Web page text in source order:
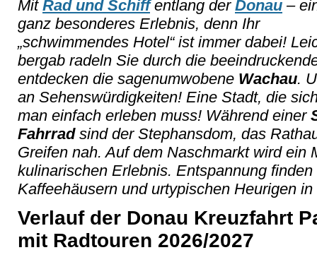
Mit Rad und Schiffentlang der Donau –
ganz besonderes Erlebnis, denn Ihr
„schwimmendes Hotel“ ist immer dabei!
bergab radeln Sie durch die
entdecken die sagenumwobene Wachau.
an Sehenswürdigkeiten! Eine Stadt, die
man einfach erleben muss! Während einer
Fahrradsind der Stephansdom, das
Greifen nah. Auf dem Naschmarkt wird ein
kulinarischen Erlebnis. Entspannung
Kaffeehäusern und urtypischen Heurigen
Verlauf der Donau Kreuzfahrt
mit Radtouren 2026/2027